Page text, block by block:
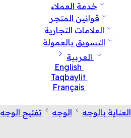
خدمة العملاء
قوانين المتجر
العلامات التجارية
التسويق بالعمولة
العربية
English
Taqbaylit
Français
العناية بالوجه الوجه تفتيح الوجه